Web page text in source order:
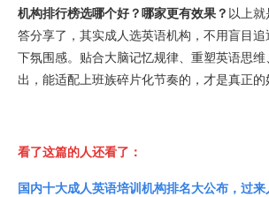
机构排行榜选哪个好？哪家更有效果？ 以上
答分享了，其实成人选英语机构，不用盲目
下氛围感。贴合大脑记忆规律、重塑英语思
出，能适配上班族碎片化节奏的，才是真正的
看了这篇的人还看了：
国内十大成人英语培训机构排名大公布，过来